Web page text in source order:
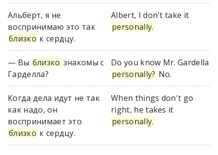
Альберт, я не
воспринимаю это так
близко к сердцу.
Albert, I don't take it
personally.
— Вы близко знакомы с
Гарделла?
Do you know Mr. Gardella
personally? No.
Когда дела идут не так
как надо, он
воспринимает это
близко к сердцу.
When things don't go
right, he takes it
personally.